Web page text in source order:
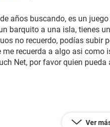
años buscando, es un
barquito a una isla, tienes
no recuerdo, podías subir
me recuerda a algo asi como
Net, por favor quien pueda
Ver